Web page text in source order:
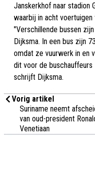
Janskerkhof naar stadion
waarbij in acht voertuigen
"Verschillende bussen
Dijksma. In een bus zijn
omdat ze vuurwerk in en
dit voor de
schrijft Dijksma.
Vorig artikel
Suriname neemt
van oud-president
Venetiaan